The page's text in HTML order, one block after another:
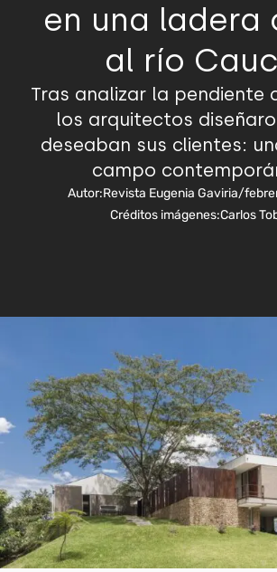
en una ladera
al río
Tras analizar la pendiente
los arquitectos
deseaban sus clientes:
campo
Autor:Revista Eugenia Gaviria/
Créditos imágenes:Carlos